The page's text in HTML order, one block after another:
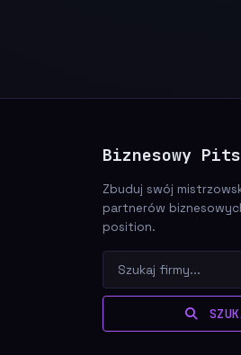
Biznesowy
Zbuduj swój
partnerów
position.